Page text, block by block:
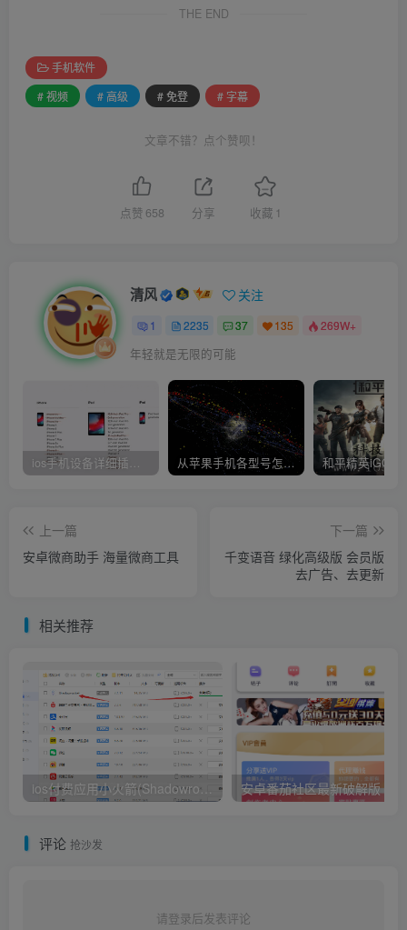
THE END
手机软件
# 视频
# 高级 # 免登 # 字幕
文章不错？点个赞呗！
点赞 658 分享 收藏 1
清风 关注
1 2235 37 135 269W+
年轻就是无限的可能
ios手机设备详细插件平刷教程 从苹果手机各型号怎么越狱到怎么开科技完整教程
上一篇
安卓微商助手 海量微商工具
下一篇
千变语音 绿化高级版 会员版
去广告、去更新
相关推荐
ios付费应用小火箭(Shadowrocket)无需美区苹果ID下载安装教程 安卓番茄社区最新破解版
评论 抢沙发
请登录后发表评论